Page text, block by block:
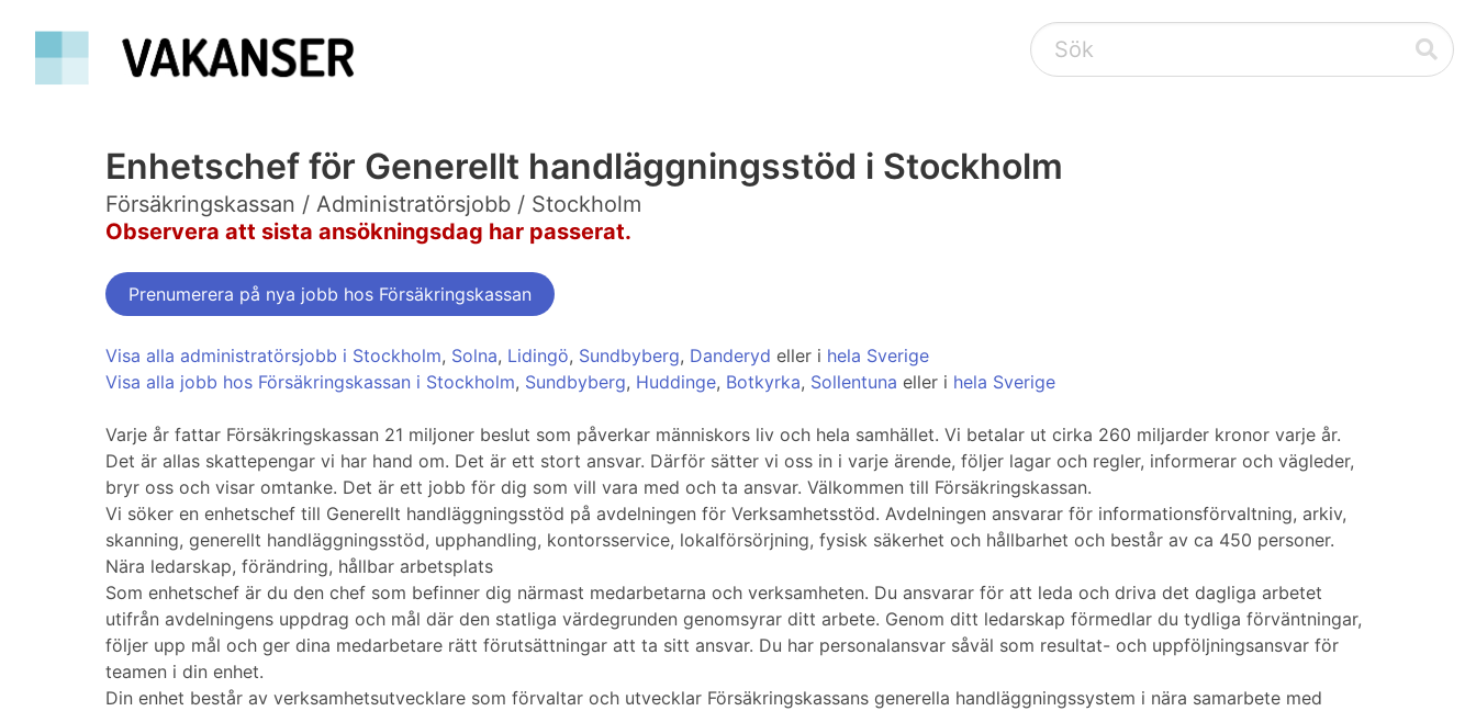
Enhetschef för Generellt handläggningsstöd i Stockholm
Försäkringskassan / Administratörsjobb / Stockholm
Observera att sista ansökningsdag har passerat.
Prenumerera på nya jobb hos Försäkringskassan
Visa alla administratörsjobb i Stockholm, Solna, Lidingö, Sundbyberg, Danderyd eller i hela Sverige
Visa alla jobb hos Försäkringskassan i Stockholm, Sundbyberg, Huddinge, Botkyrka, Sollentuna eller i hela Sverige
Varje år fattar Försäkringskassan 21 miljoner beslut som påverkar människors liv och hela samhället. Vi betalar ut cirka 260 miljarder kronor varje år.
Det är allas skattepengar vi har hand om. Det är ett stort ansvar. Därför sätter vi oss in i varje ärende, följer lagar och regler, informerar och vägleder,
bryr oss och visar omtanke. Det är ett jobb för dig som vill vara med och ta ansvar. Välkommen till Försäkringskassan.
Vi söker en enhetschef till Generellt handläggningsstöd på avdelningen för Verksamhetsstöd. Avdelningen ansvarar för informationsförvaltning, arkiv,
skanning, generellt handläggningsstöd, upphandling, kontorsservice, lokalförsörjning, fysisk säkerhet och hållbarhet och består av ca 450 personer.
Nära ledarskap, förändring, hållbar arbetsplats
Som enhetschef är du den chef som befinner dig närmast medarbetarna och verksamheten. Du ansvarar för att leda och driva det dagliga arbetet
utifrån avdelningens uppdrag och mål där den statliga värdegrunden genomsyrar ditt arbete. Genom ditt ledarskap förmedlar du tydliga förväntningar,
följer upp mål och ger dina medarbetare rätt förutsättningar att ta sitt ansvar. Du har personalansvar såväl som resultat- och uppföljningsansvar för
teamen i din enhet.
Din enhet består av verksamhetsutvecklare som förvaltar och utvecklar Försäkringskassans generella handläggningssystem i nära samarbete med